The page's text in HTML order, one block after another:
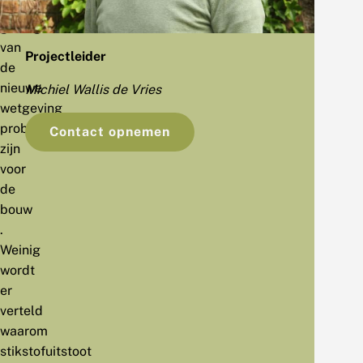
de
gevolgen
van
de
nieuwe
wetgeving
problematisch
zijn
voor
de
bouw
.
Weinig
wordt
er
verteld
waarom
stikstofuitstoot
Projectleider
Michiel Wallis de Vries
Contact opnemen